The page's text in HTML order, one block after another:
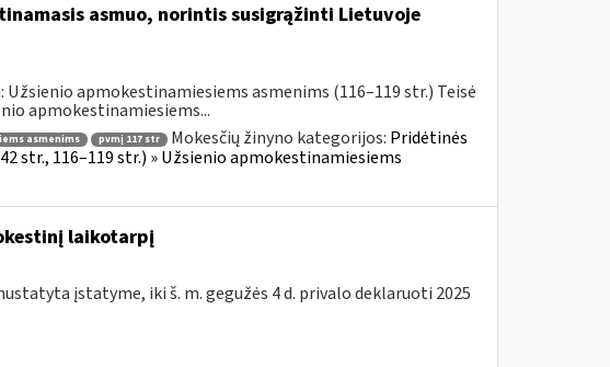
asmuo, norintis susigrąžinti Lietuvoje
apmokestinamiesiems asmenims (116–119 str.) Teisė
apmokestinamiesiems...
asmenims pvmį 117 str Mokesčių žinyno kategorijos: Pridėtinės
str., 116–119 str.) » Užsienio apmokestinamiesiems
laikotarpį
įstatyme, iki š. m. gegužės 4 d. privalo deklaruoti 2025